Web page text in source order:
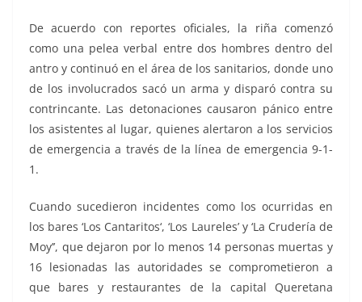
De acuerdo con reportes oficiales, la riña comenzó
como una pelea verbal entre dos hombres dentro del
antro y continuó en el área de los sanitarios, donde uno
de los involucrados sacó un arma y disparó contra su
contrincante. Las detonaciones causaron pánico entre
los asistentes al lugar, quienes alertaron a los servicios
de emergencia a través de la línea de emergencia 9-1-
1.
Cuando sucedieron incidentes como los ocurridas en
los bares ‘Los Cantaritos‘, ‘Los Laureles’ y ‘La Crudería de
Moy’’, que dejaron por lo menos 14 personas muertas y
16 lesionadas las autoridades se comprometieron a
que bares y restaurantes de la capital Queretana